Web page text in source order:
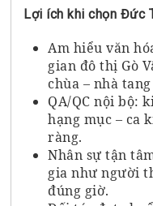
Lợi ích khi chọn Đức
Am hiểu văn
gian đô thị Gò
chùa – nhà
QA/QC nội bộ:
hạng mục – ca
ràng.
Nhân sự tận
gia như người
đúng giờ.